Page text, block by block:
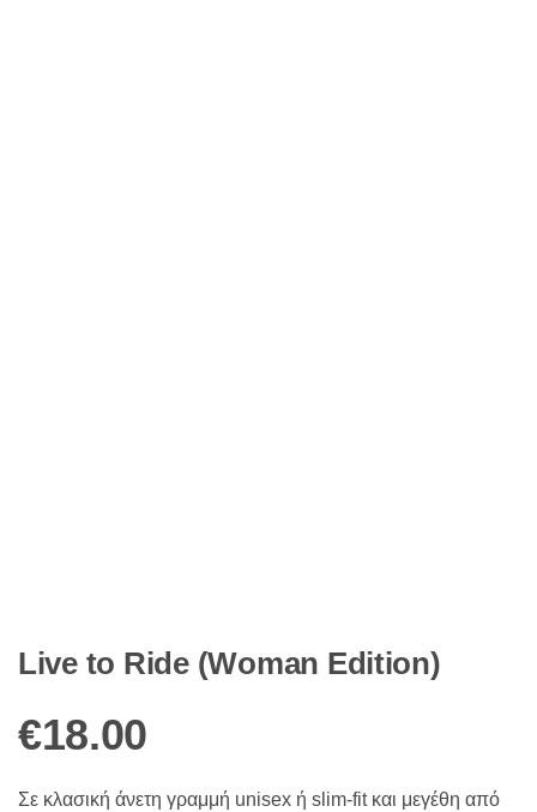
Live to Ride (Woman Edition)
€18.00
Σε κλασική άνετη γραμμή unisex ή slim-fit και μεγέθη από